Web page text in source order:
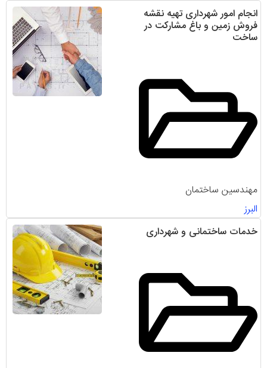
انجام امور شهرداری تهیه نقشه
فروش زمین و باغ مشارکت در
ساخت
مهندسین ساختمان
البرز
خدمات ساختمانی و شهرداری